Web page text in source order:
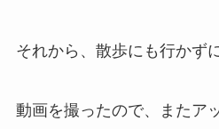
それから、散歩にも行かず
動画を撮ったので、またア